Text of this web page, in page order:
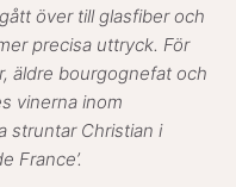
över till glasfiber och
precisa uttryck. För
äldre bourgognefat och
vinerna inom
struntar Christian i
France’.